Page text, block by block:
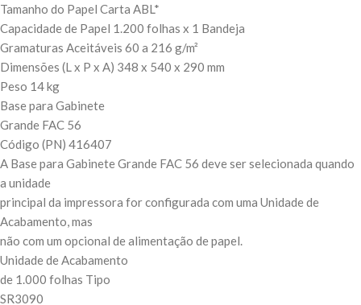
Tamanho do Papel Carta ABL*
Capacidade de Papel 1.200 folhas x 1 Bandeja
Gramaturas Aceitáveis 60 a 216 g/m²
Dimensões (L x P x A) 348 x 540 x 290 mm
Peso 14 kg
Base para Gabinete
Grande FAC 56
Código (PN) 416407
A Base para Gabinete Grande FAC 56 deve ser selecionada quando
a unidade
principal da impressora for configurada com uma Unidade de
Acabamento, mas
não com um opcional de alimentação de papel.
Unidade de Acabamento
de 1.000 folhas Tipo
SR3090